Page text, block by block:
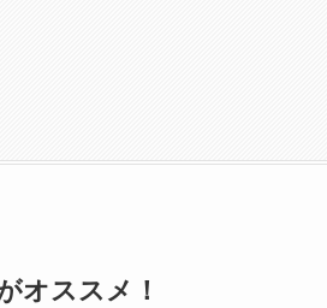
オススメ！